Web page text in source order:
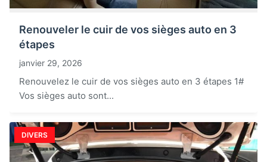
Renouveler le cuir de vos sièges auto en 3
étapes
janvier 29, 2026
Renouvelez le cuir de vos sièges auto en 3 étapes 1#
Vos sièges auto sont...
DIVERS